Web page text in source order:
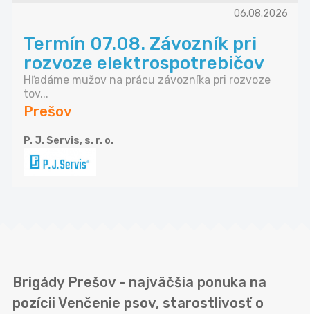
06.08.2026
Termín 07.08. Závozník pri
rozvoze elektrospotrebičov
Hľadáme mužov na prácu závozníka pri rozvoze
tov...
Prešov
P. J. Servis, s. r. o.
Brigády Prešov - najväčšia ponuka na
pozícii Venčenie psov, starostlivosť o